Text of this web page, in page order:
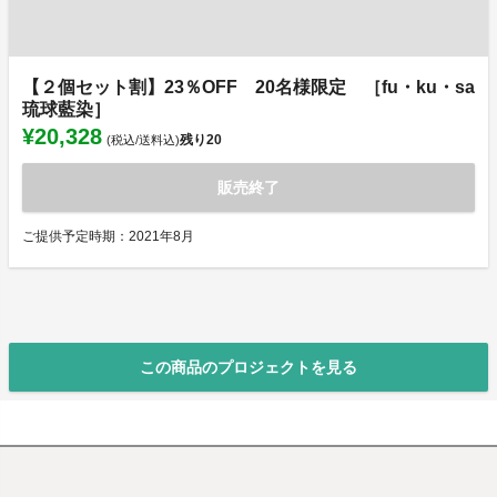
【２個セット割】23％OFF 20名様限定 ［fu・ku・sa
琉球藍染］
¥20,328 (税込/送料込)残り20
販売終了
ご提供予定時期：2021年8月
この商品のプロジェクトを見る